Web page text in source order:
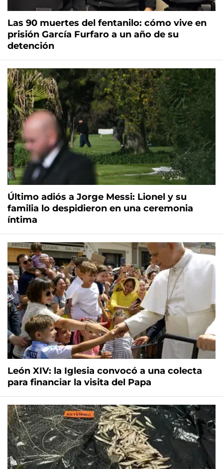
Las 90 muertes del fentanilo: cómo vive en
prisión García Furfaro a un año de su
detención
Último adiós a Jorge Messi: Lionel y su
familia lo despidieron en una ceremonia
íntima
León XIV: la Iglesia convocó a una colecta
para financiar la visita del Papa